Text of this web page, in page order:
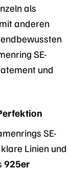
als
anderen
SE-
und
SE-
Linien und
925er